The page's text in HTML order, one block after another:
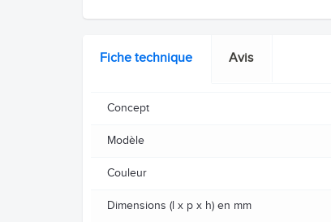
Fiche technique Avis
Concept
Modèle
Couleur
Dimensions (l x p x h) en mm